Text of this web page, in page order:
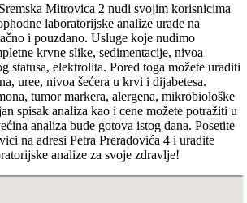
Mitrovica 2 nudi svojim korisnicima
laboratorijske analize urade na
i pouzdano. Usluge koje nudimo
krvne slike, sedimentacije, nivoa
statusa, elektrolita. Pored toga možete uraditi
uree, nivoa šećera u krvi i dijabetesa.
tumor markera, alergena, mikrobiološke
spisak analiza kao i cene možete potražiti u
analiza bude gotova istog dana. Posetite
na adresi Petra Preradovića 4 i uradite
analize za svoje zdravlje!